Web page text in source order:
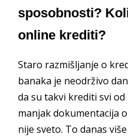
sposobnosti?
online krediti?
Staro razmišljanje o
banaka je neodrživo
da su takvi krediti svi
manjak dokumentacija
nije sveto. To danas